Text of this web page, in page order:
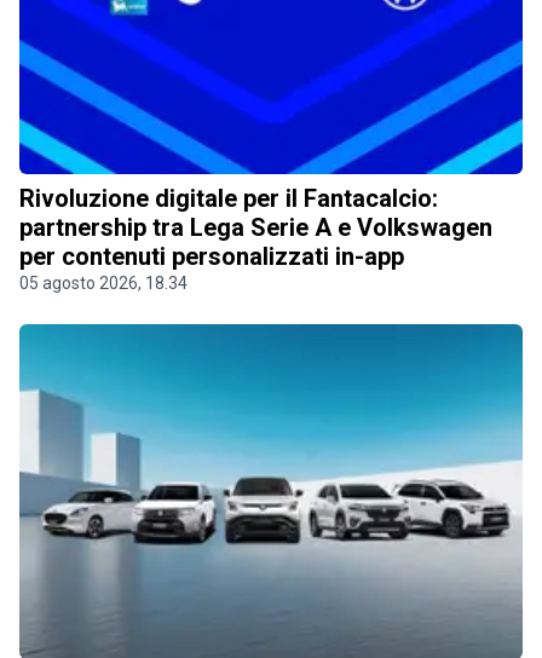
Rivoluzione digitale per il Fantacalcio:
partnership tra Lega Serie A e Volkswagen
per contenuti personalizzati in-app
05 agosto 2026, 18.34